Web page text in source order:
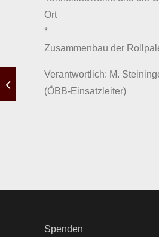
Ort
*
Zusammenbau der
Verantwortlich: M.
(ÖBB-Einsatzleiter)
Spenden